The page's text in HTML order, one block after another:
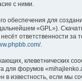
с ними.
для
«GPL»).
ответственности
.
клеветнических
для форумов
известность, если мы